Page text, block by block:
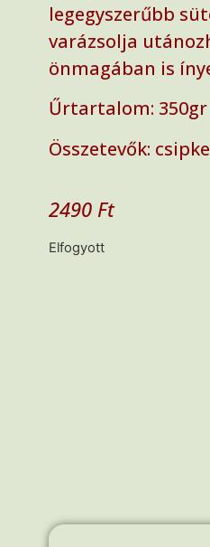
legegyszerűbb
varázsolja
önmagában is
Űrtartalom: 350gr
Összetevők:
2490 Ft
Elfogyott